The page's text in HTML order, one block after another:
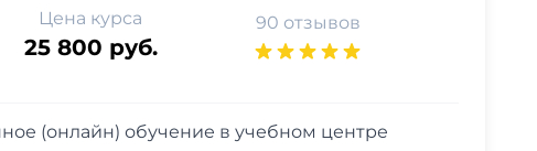
Цена курса
25 800 руб.
90 отзывов
(онлайн) обучение в учебном центре